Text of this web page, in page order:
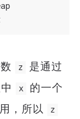
z
是通过
x
的一个
，所以 z